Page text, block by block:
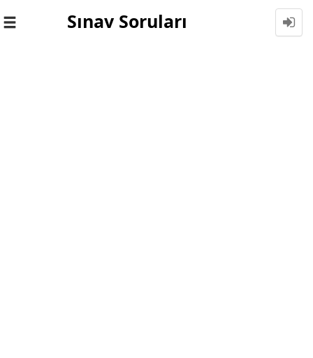
Toggle
Sınav Soruları